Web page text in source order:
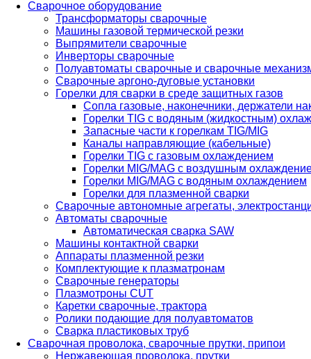
Сварочное оборудование
Трансформаторы сварочные
Машины газовой термической резки
Выпрямители сварочные
Инверторы сварочные
Полуавтоматы сварочные и сварочные
Сварочные аргоно-дуговые установки
Горелки для сварки в среде защитных газов
Сопла газовые, наконечники, держатели
Горелки TIG с водяным (жидкостным)
Запасные части к горелкам TIG/MIG
Каналы направляющие (кабельные)
Горелки TIG с газовым охлаждением
Горелки MIG/MAG с воздушным
Горелки MIG/MAG с водяным охлаждением
Горелки для плазменной сварки
Сварочные автономные агрегаты,
Автоматы сварочные
Автоматическая сварка SAW
Машины контактной сварки
Аппараты плазменной резки
Комплектующие к плазматронам
Сварочные генераторы
Плазмотроны CUT
Каретки сварочные, трактора
Ролики подающие для полуавтоматов
Сварка пластиковых труб
Сварочная проволока, сварочные прутки, припои
Нержавеющая проволока, прутки